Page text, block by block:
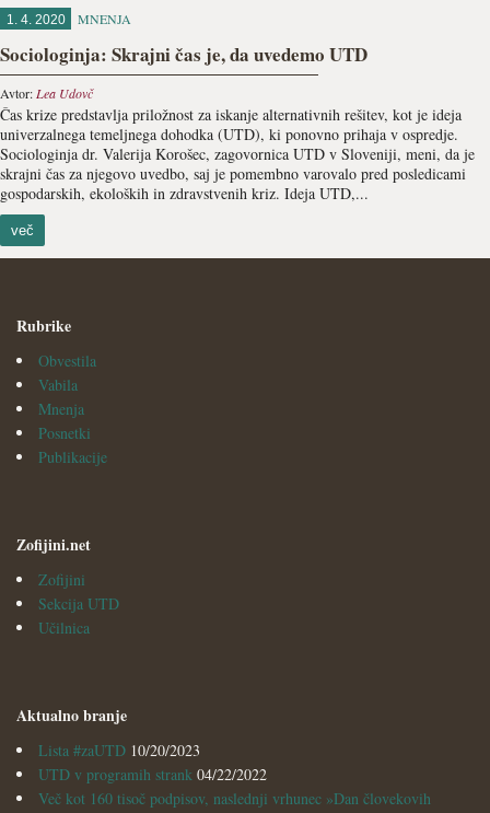
1. 4. 2020 MNENJA
Sociologinja: Skrajni čas je, da uvedemo UTD
Avtor: Lea Udovč
Čas krize predstavlja priložnost za iskanje alternativnih rešitev, kot je ideja
univerzalnega temeljnega dohodka (UTD), ki ponovno prihaja v ospredje.
Sociologinja dr. Valerija Korošec, zagovornica UTD v Sloveniji, meni, da je
skrajni čas za njegovo uvedbo, saj je pomembno varovalo pred posledicami
gospodarskih, ekoloških in zdravstvenih kriz. Ideja UTD,...
več
Rubrike
Obvestila
Vabila
Mnenja
Posnetki
Publikacije
Zofijini.net
Zofijini
Sekcija UTD
Učilnica
Aktualno branje
Lista #zaUTD 10/20/2023
UTD v programih strank 04/22/2022
Več kot 160 tisoč podpisov, naslednji vrhunec »Dan človekovih